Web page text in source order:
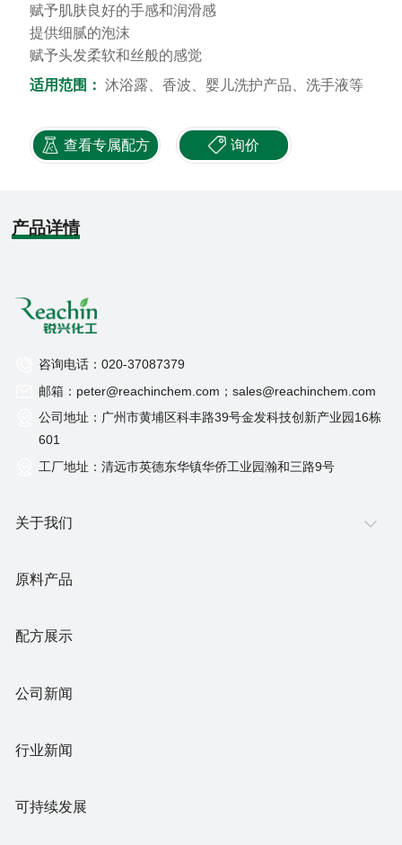
赋予肌肤良好的手感和润滑感
提供细腻的泡沫
赋予头发柔软和丝般的感觉
适用范围： 沐浴露、香波、婴儿洗护产品、洗手液等
查看专属配方 询价
产品详情
咨询电话：020-37087379
邮箱：peter@reachinchem.com；sales@reachinchem.com
公司地址：广州市黄埔区科丰路39号金发科技创新产业园16栋
601
工厂地址：清远市英德东华镇华侨工业园瀚和三路9号
关于我们
原料产品
配方展示
公司新闻
行业新闻
可持续发展